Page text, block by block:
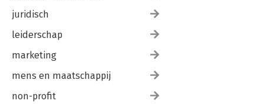
juridisch
leiderschap
marketing
mens en maatschappij
non-profit